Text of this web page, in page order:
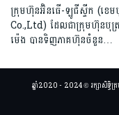
ក្រុមហ៊ុនអ៊ិនធើ-ឡូជីស្ទីក (ខ
Co.,Ltd) ដែលជាក្រុមហ៊ុនបុត្
ម៉េង បានទិញភាគហ៊ុនចំនួន…
ឆ្នាំ2020 - 2024 © រក្សាសិទ្ធិគ្